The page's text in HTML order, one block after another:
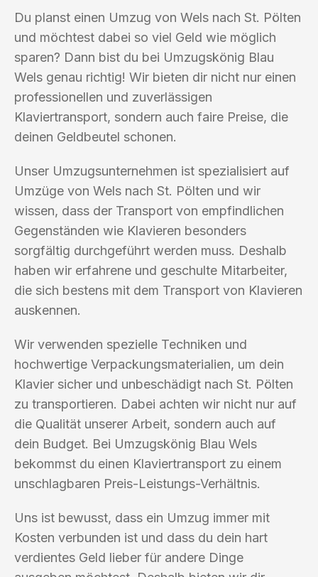
Du planst einen Umzug von Wels nach St. Pölten
und möchtest dabei so viel Geld wie möglich
sparen? Dann bist du bei Umzugskönig Blau
Wels genau richtig! Wir bieten dir nicht nur einen
professionellen und zuverlässigen
Klaviertransport, sondern auch faire Preise, die
deinen Geldbeutel schonen.
Unser Umzugsunternehmen ist spezialisiert auf
Umzüge von Wels nach St. Pölten und wir
wissen, dass der Transport von empfindlichen
Gegenständen wie Klavieren besonders
sorgfältig durchgeführt werden muss. Deshalb
haben wir erfahrene und geschulte Mitarbeiter,
die sich bestens mit dem Transport von Klavieren
auskennen.
Wir verwenden spezielle Techniken und
hochwertige Verpackungsmaterialien, um dein
Klavier sicher und unbeschädigt nach St. Pölten
zu transportieren. Dabei achten wir nicht nur auf
die Qualität unserer Arbeit, sondern auch auf
dein Budget. Bei Umzugskönig Blau Wels
bekommst du einen Klaviertransport zu einem
unschlagbaren Preis-Leistungs-Verhältnis.
Uns ist bewusst, dass ein Umzug immer mit
Kosten verbunden ist und dass du dein hart
verdientes Geld lieber für andere Dinge